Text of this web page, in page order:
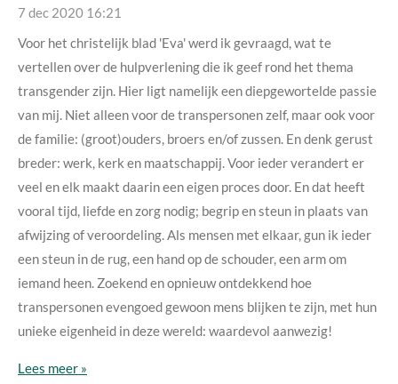
7 dec 2020 16:21
Voor het christelijk blad 'Eva' werd ik gevraagd, wat te
vertellen over de hulpverlening die ik geef rond het thema
transgender zijn. Hier ligt namelijk een diepgewortelde passie
van mij. Niet alleen voor de transpersonen zelf, maar ook voor
de familie: (groot)ouders, broers en/of zussen. En denk gerust
breder: werk, kerk en maatschappij. Voor ieder verandert er
veel en elk maakt daarin een eigen proces door. En dat heeft
vooral tijd, liefde en zorg nodig; begrip en steun in plaats van
afwijzing of veroordeling. Als mensen met elkaar, gun ik ieder
een steun in de rug, een hand op de schouder, een arm om
iemand heen. Zoekend en opnieuw ontdekkend hoe
transpersonen evengoed gewoon mens blijken te zijn, met hun
unieke eigenheid in deze wereld: waardevol aanwezig!
Lees meer »